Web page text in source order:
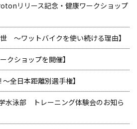
リリース記念・健康ワークショップ
～ワットバイクを使い続ける理由】
クショップを開催】
全日本距離別選手権】
水泳部 トレーニング体験会のお知ら